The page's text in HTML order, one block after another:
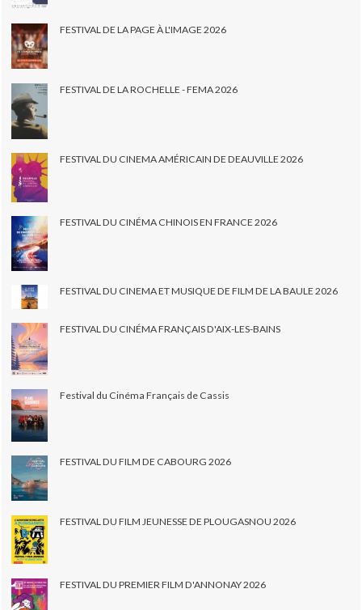
FESTIVAL DE LA PAGE À L'IMAGE 2026
FESTIVAL DE LA ROCHELLE - FEMA 2026
FESTIVAL DU CINEMA AMÉRICAIN DE DEAUVILLE 2026
FESTIVAL DU CINÉMA CHINOIS EN FRANCE 2026
FESTIVAL DU CINEMA ET MUSIQUE DE FILM DE LA BAULE 2026
FESTIVAL DU CINÉMA FRANÇAIS D'AIX-LES-BAINS
Festival du Cinéma Français de Cassis
FESTIVAL DU FILM DE CABOURG 2026
FESTIVAL DU FILM JEUNESSE DE PLOUGASNOU 2026
FESTIVAL DU PREMIER FILM D'ANNONAY 2026